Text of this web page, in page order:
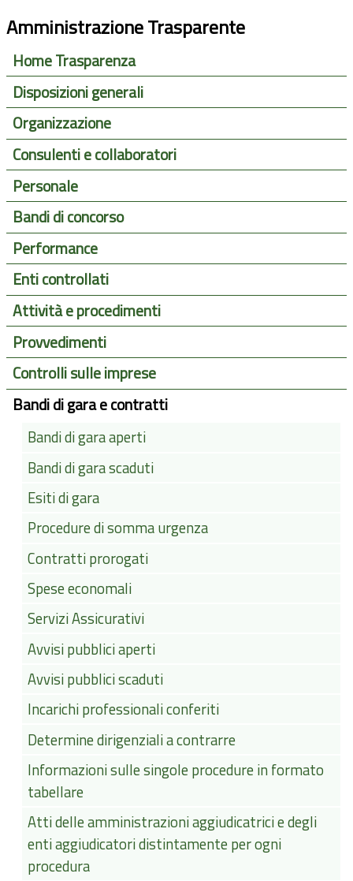
Amministrazione Trasparente
Home Trasparenza
Disposizioni generali
Organizzazione
Consulenti e collaboratori
Personale
Bandi di concorso
Performance
Enti controllati
Attività e procedimenti
Provvedimenti
Controlli sulle imprese
Bandi di gara e contratti
Bandi di gara aperti
Bandi di gara scaduti
Esiti di gara
Procedure di somma urgenza
Contratti prorogati
Spese economali
Servizi Assicurativi
Avvisi pubblici aperti
Avvisi pubblici scaduti
Incarichi professionali conferiti
Determine dirigenziali a contrarre
Informazioni sulle singole procedure in formato
tabellare
Atti delle amministrazioni aggiudicatrici e degli
enti aggiudicatori distintamente per ogni
procedura